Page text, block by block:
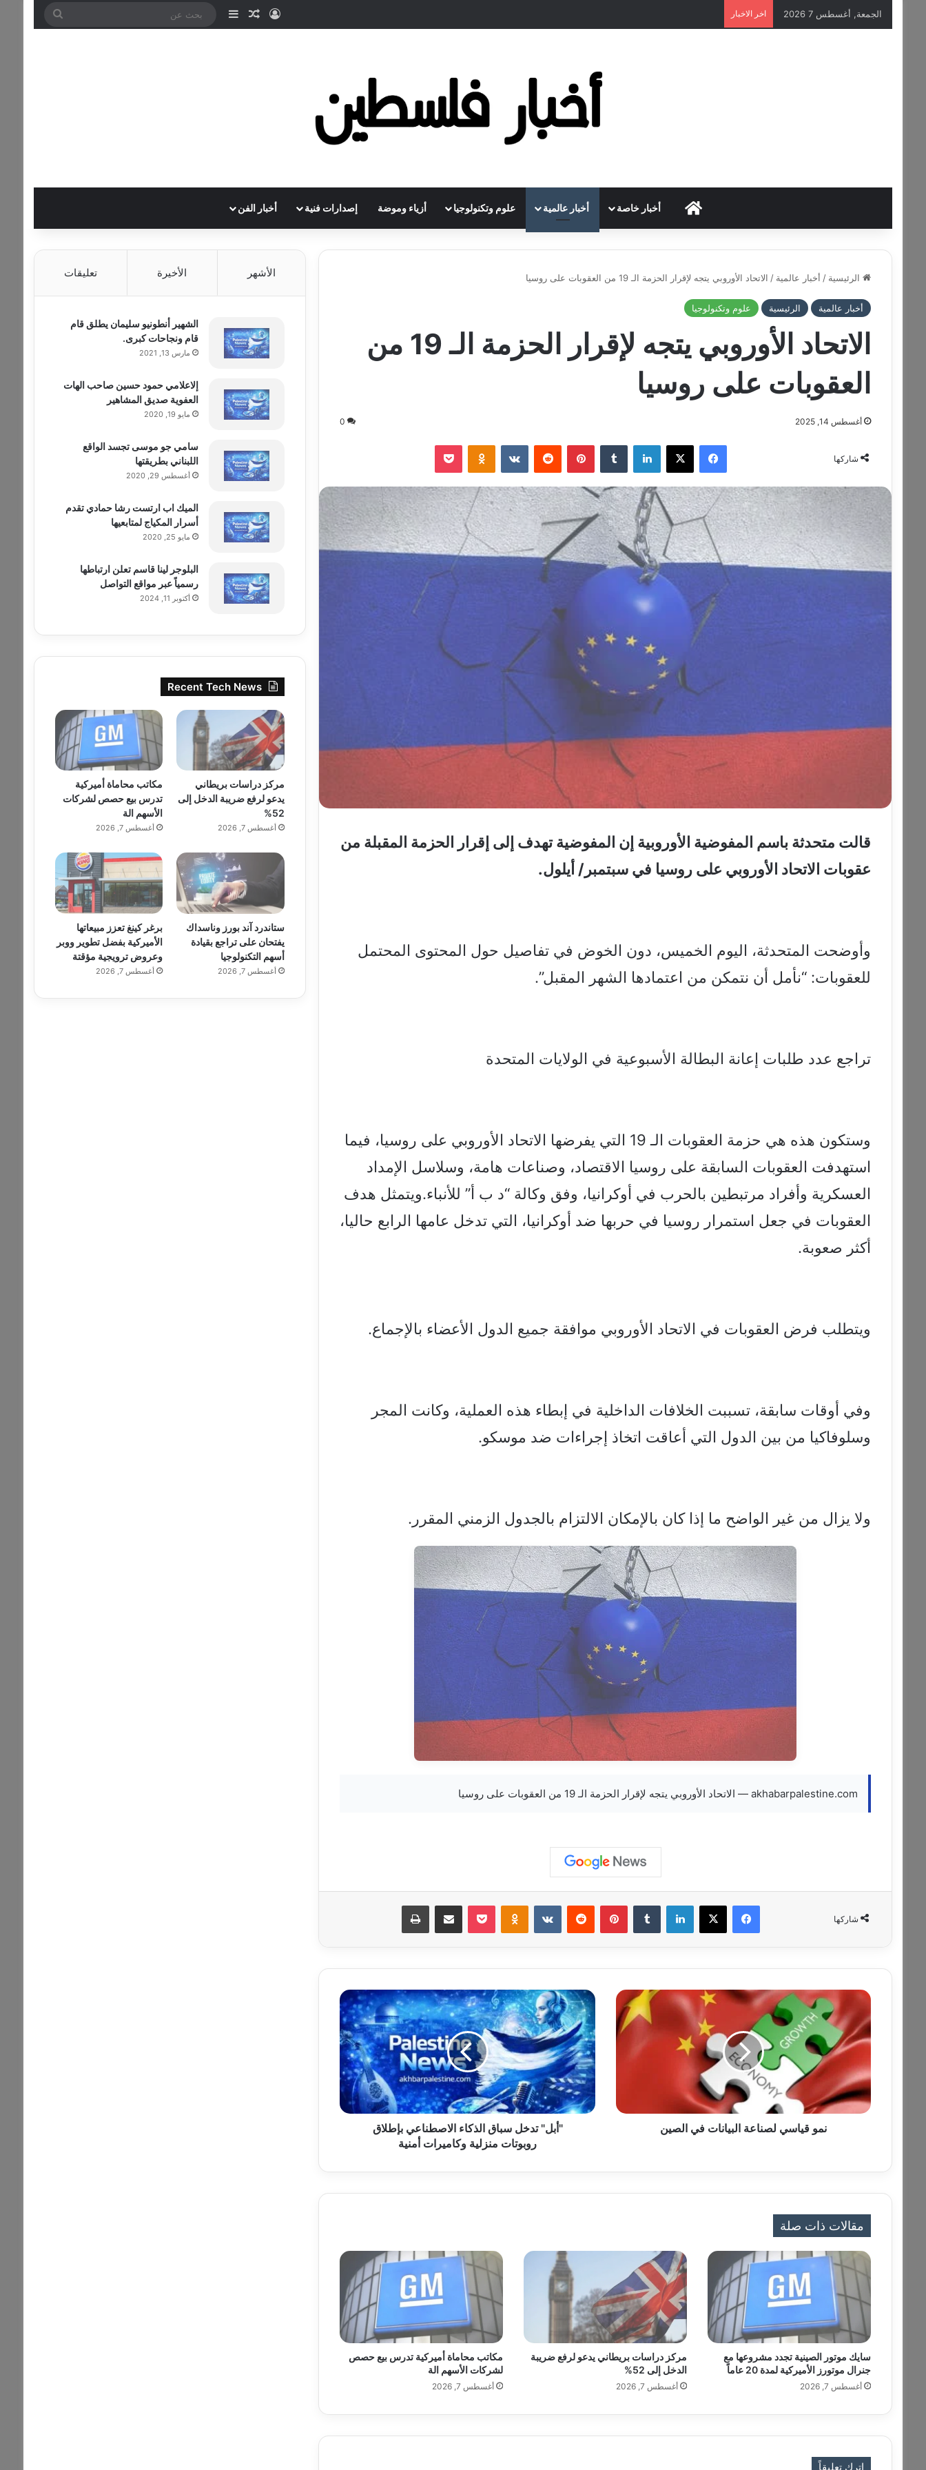
الجمعة, أغسطس 7 2026 اخر الاخبار تسجيل الدخول
مقال عشوائي
إضافة عمود جانبي
HOMEأخبار خاصة أخبار عالمية علوم وتكنولوجيا أزياء وموضة إصدارات فنية أخبار الفن
الرئيسية / أخبار عالمية / الاتحاد الأوروبي يتجه لإقرار الحزمة الـ 19 من العقوبات على روسيا
أخبار عالمية الرئيسية علوم وتكنولوجيا
الاتحاد الأوروبي يتجه لإقرار الحزمة الـ 19 من
العقوبات على روسيا
أغسطس 14, 2025 0
شاركها
فيسبوك ‫X لينكدإن ‏Tumblr بينتيريست ‏Reddit
‏VKontakte
Odnoklassniki
‫Pocket
قالت متحدثة باسم المفوضية الأوروبية إن المفوضية تهدف إلى إقرار الحزمة المقبلة من
عقوبات الاتحاد الأوروبي على روسيا في سبتمبر/ أيلول.
وأوضحت المتحدثة، اليوم الخميس، دون الخوض في تفاصيل حول المحتوى المحتمل
للعقوبات: “نأمل أن نتمكن من اعتمادها الشهر المقبل”.
تراجع عدد طلبات إعانة البطالة الأسبوعية في الولايات المتحدة
وستكون هذه هي حزمة العقوبات الـ 19 التي يفرضها الاتحاد الأوروبي على روسيا، فيما
استهدفت العقوبات السابقة على روسيا الاقتصاد، وصناعات هامة، وسلاسل الإمداد
العسكرية وأفراد مرتبطين بالحرب في أوكرانيا، وفق وكالة “د ب أ” للأنباء.ويتمثل هدف
العقوبات في جعل استمرار روسيا في حربها ضد أوكرانيا، التي تدخل عامها الرابع حاليا،
أكثر صعوبة.
ويتطلب فرض العقوبات في الاتحاد الأوروبي موافقة جميع الدول الأعضاء بالإجماع.
وفي أوقات سابقة، تسببت الخلافات الداخلية في إبطاء هذه العملية، وكانت المجر
وسلوفاكيا من بين الدول التي أعاقت اتخاذ إجراءات ضد موسكو.
ولا يزال من غير الواضح ما إذا كان بالإمكان الالتزام بالجدول الزمني المقرر.
akhabarpalestine.com — الاتحاد الأوروبي يتجه لإقرار الحزمة الـ 19 من العقوبات على روسيا
شاركها
فيسبوك ‫X لينكدإن ‏Tumblr بينتيريست ‏Reddit
‏VKontakte
Odnoklassniki
‫Pocket مشاركة عبر البريد طباعة
ن
و
ق
ا
س
ي
ل
ع
ل
ا
ت
ي
ل
ص
ي
نمو قياسي لصناعة البيانات في الصين
"
ب
ل
"
ت
د
خ
ل
ق
ل
ا
ص
ط
ن
ا
إ
"أبل" تدخل سباق الذكاء الاصطناعي بإطلاق
روبوتات منزلية وكاميرات أمنية
مقالات ذات صلة
سايك موتور الصينية تجدد مشروعها مع
جنرال موتورز الأميركية لمدة 20 عاماً
أغسطس 7, 2026
مركز دراسات بريطاني يدعو لرفع ضريبة
الدخل إلى 52%
أغسطس 7, 2026
مكاتب محاماة أميركية تدرس بيع حصص
لشركات الأسهم الة
أغسطس 7, 2026
اترك تعليقاً
الأشهر الأخيرة تعليقات
الشهير أنطونيو سليمان يطلق قام
قام ونجاحات كبرى.
مارس 13, 2021
إلاعلامي حمود حسين صاحب الهات
العفوية صديق المشاهير
مايو 19, 2020
سامي جو موسى تجسد الواقع
اللبناني بطريقتها
أغسطس 29, 2020
الميك اب ارتست رشا حمادي تقدم
أسرار المكياج لمتابعيها
مايو 25, 2020
البلوجر لينا قاسم تعلن ارتباطها
رسمياً عبر مواقع التواصل
أكتوبر 11, 2024
Recent Tech News
مركز دراسات بريطاني
يدعو لرفع ضريبة الدخل إلى
52%
أغسطس 7, 2026
مكاتب محاماة أميركية
تدرس بيع حصص لشركات
الأسهم الة
أغسطس 7, 2026
ستاندرد آند بورز وناسداك
يفتحان على تراجع بقيادة
أسهم التكنولوجيا
أغسطس 7, 2026
برغر كينغ تعزز مبيعاتها
الأميركية بفضل تطوير ووبر
وعروض ترويجية مؤقتة
أغسطس 7, 2026